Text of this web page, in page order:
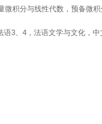
微积分与线性代数，预备微
语3、4，法语文学与文化，